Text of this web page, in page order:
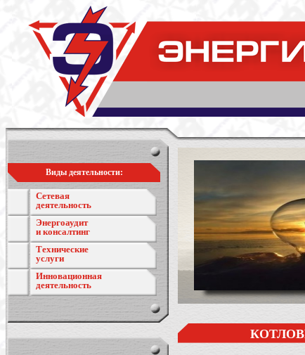
Виды деятельности:
Сетевая
деятельность
Энергоаудит
и консалтинг
Технические
услуги
Инновационная
деятельность